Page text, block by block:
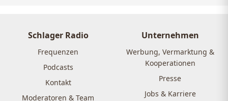
Schlager Radio
Frequenzen
Podcasts
Kontakt
Moderatoren & Team
Unternehmen
Werbung, Vermarktung &
Kooperationen
Presse
Jobs & Karriere